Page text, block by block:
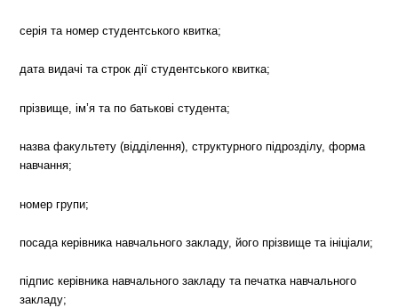
серія та номер студентського квитка;
дата видачі та строк дії студентського квитка;
прізвище, ім’я та по батькові студента;
назва факультету (відділення), структурного підрозділу, форма
навчання;
номер групи;
посада керівника навчального закладу, його прізвище та ініціали;
підпис керівника навчального закладу та печатка навчального
закладу;